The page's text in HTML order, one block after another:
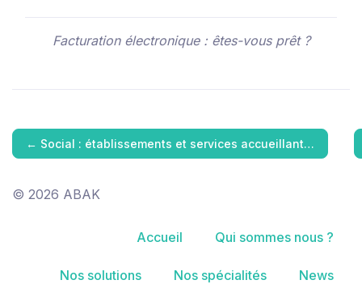
Facturation électronique : êtes-vous prêt ?
← Social : établissements et services accueillant…
© 2026 ABAK
Accueil Qui sommes nous ?
Nos solutions Nos spécialités News